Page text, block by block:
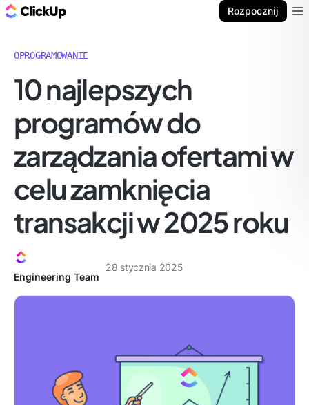
Rozpocznij
OPROGRAMOWANIE
10 najlepszych
programów do
zarządzania ofertami w
celu zamknięcia
transakcji w 2025 roku
Engineering Team
28 stycznia 2025